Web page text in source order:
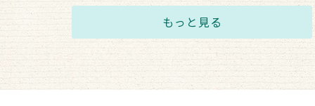
もっと見る